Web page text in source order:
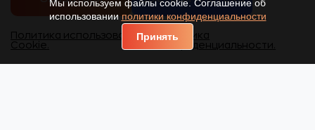
Политика использования
Cookie.
Политика
конфиденциальности.
Мы используем файлы cookie. Соглашение об
использовании политики конфиденциальности
Принять